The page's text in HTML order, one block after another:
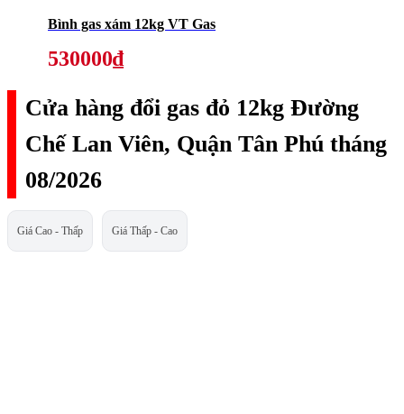
Bình gas xám 12kg VT Gas
530000₫
Cửa hàng đổi gas đỏ 12kg Đường
Chế Lan Viên, Quận Tân Phú tháng
08/2026
Giá Cao - Thấp Giá Thấp - Cao